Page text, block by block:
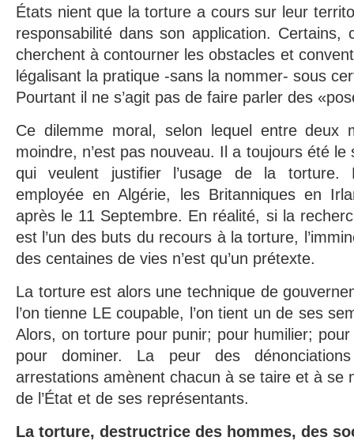
États nient que la torture a cours sur leur
responsabilité dans son application. Certains,
cherchent à contourner les obstacles et
légalisant la pratique -sans la nommer- sous
Pourtant il ne s’agit pas de faire parler des
Ce dilemme moral, selon lequel entre deux
moindre, n’est pas nouveau. Il a toujours été
qui veulent justifier l’usage de la torture.
employée en Algérie, les Britanniques en
après le 11 Septembre. En réalité, si la
est l’un des buts du recours à la torture,
des centaines de vies n’est qu’un prétexte.
La torture est alors une technique de
l’on tienne LE coupable, l’on tient un de ses
Alors, on torture pour punir; pour humilier;
pour dominer. La peur des
arrestations amènent chacun à se taire et à se
de l’État et de ses représentants.
La torture, destructrice des hommes, des